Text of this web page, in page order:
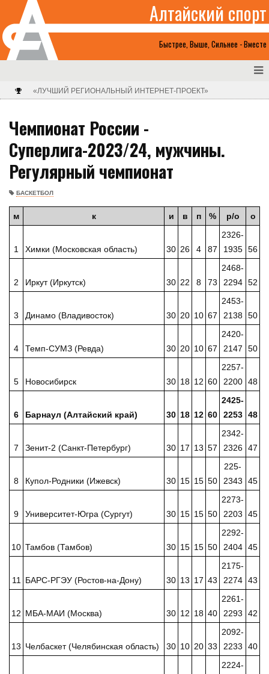
Быстрее, Выше, Сильнее - Вместе
Алтайский спорт
«ЛУЧШИЙ РЕГИОНАЛЬНЫЙ ИНТЕРНЕТ-ПРОЕКТ»
Чемпионат России -
Суперлига-2023/24, мужчины.
Регулярный чемпионат
БАСКЕТБОЛ
м к и в п % р/о о
1 Химки (Московская область) 30 26 4 87
2326-
1935 56
2 Иркут (Иркутск) 30 22 8 73
2468-
2294 52
3 Динамо (Владивосток) 30 20 10 67
2453-
2138 50
4 Темп-СУМЗ (Ревда) 30 20 10 67
2420-
2147
50
5 Новосибирск 30 18 12 60
2257-
2200 48
6 Барнаул (Алтайский край) 30 18 12 60
2425-
2253 48
7 Зенит-2 (Санкт-Петербург) 30 17 13 57
2342-
2326 47
8 Купол-Родники (Ижевск) 30 15 15 50
225-
2343
45
9 Университет-Югра (Сургут) 30 15 15 50
2273-
2203
45
10 Тамбов (Тамбов) 30 15 15 50
2292-
2404 45
11 БАРС-РГЭУ (Ростов-на-Дону) 30 13 17 43
2175-
2274 43
12 МБА-МАИ (Москва) 30 12 18 40
2261-
2293
42
13 Челбаскет (Челябинская область) 30 10 20 33
2092-
2233
40
2224-